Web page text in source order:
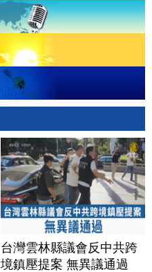
台灣雲林縣議會反中共跨
境鎮壓提案 無異議通過